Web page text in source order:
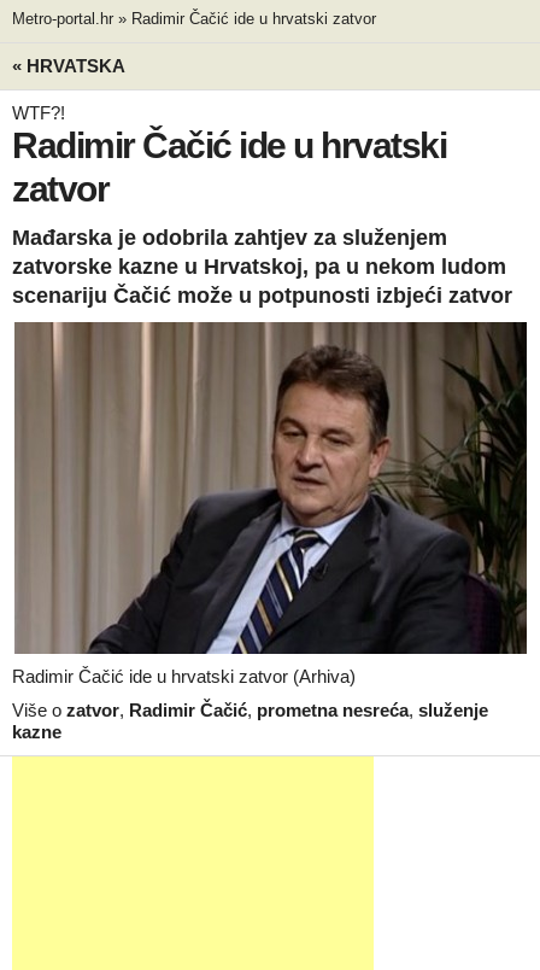
Metro-portal.hr » Radimir Čačić ide u hrvatski zatvor
« HRVATSKA
WTF?!
Radimir Čačić ide u hrvatski
zatvor
Mađarska je odobrila zahtjev za služenjem
zatvorske kazne u Hrvatskoj, pa u nekom ludom
scenariju Čačić može u potpunosti izbjeći zatvor
Radimir Čačić ide u hrvatski zatvor (Arhiva)
Više o zatvor, Radimir Čačić, prometna nesreća, služenje
kazne